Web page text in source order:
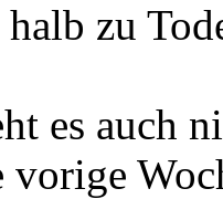
zu
es auch
vorige